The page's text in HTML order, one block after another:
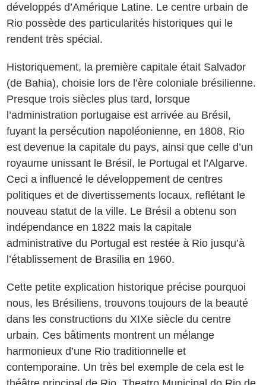
développés d’Amérique Latine. Le centre urbain de
Rio possède des particularités historiques qui le
rendent très spécial.
Historiquement, la première capitale était Salvador
(de Bahia), choisie lors de l’ère coloniale brésilienne.
Presque trois siècles plus tard, lorsque
l’administration portugaise est arrivée au Brésil,
fuyant la persécution napoléonienne, en 1808, Rio
est devenue la capitale du pays, ainsi que celle d’un
royaume unissant le Brésil, le Portugal et l’Algarve.
Ceci a influencé le développement de centres
politiques et de divertissements locaux, reflétant le
nouveau statut de la ville. Le Brésil a obtenu son
indépendance en 1822 mais la capitale
administrative du Portugal est restée à Rio jusqu’à
l’établissement de Brasilia en 1960.
Cette petite explication historique précise pourquoi
nous, les Brésiliens, trouvons toujours de la beauté
dans les constructions du XIXe siècle du centre
urbain. Ces bâtiments montrent un mélange
harmonieux d’une Rio traditionnelle et
contemporaine. Un très bel exemple de cela est le